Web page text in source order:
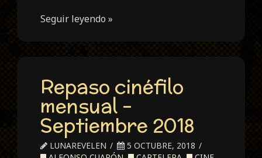
Seguir leyendo »
Repaso cinéfilo
mensual –
Septiembre 2018
LUNAREVELEN
5 OCTUBRE, 2018